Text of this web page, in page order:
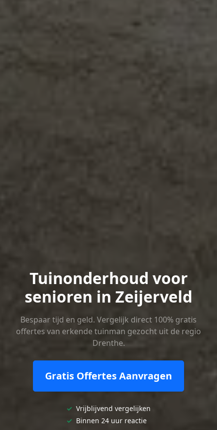
Tuinonderhoud voor
senioren in Zeijerveld
Bespaar tijd en geld. Vergelijk direct 100% gratis
offertes van erkende tuinman gezocht uit de regio
Drenthe.
Gratis Offertes Aanvragen
✓ Vrijblijvend vergelijken
✓ Binnen 24 uur reactie